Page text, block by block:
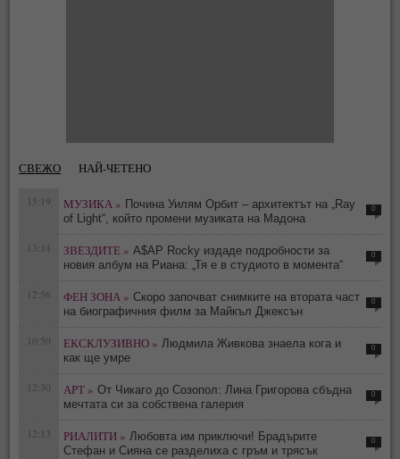
СВЕЖО НАЙ-ЧЕТЕНО
15:19 МУЗИКА » Почина Уилям Орбит – архитектът на „Ray
of Light“, който промени музиката на Мадона
0
13:14 ЗВЕЗДИТЕ » A$AP Rocky издаде подробности за
новия албум на Риана: „Тя е в студиото в момента“
0
12:56 ФЕН ЗОНА » Скоро започват снимките на втората част
на биографичния филм за Майкъл Джексън
0
10:50 ЕКСКЛУЗИВНО » Людмила Живкова знаела кога и
как ще умре
0
12:30 АРТ » От Чикаго до Созопол: Лина Григорова сбъдна
мечтата си за собствена галерия
0
12:13 РИАЛИТИ » Любовта им приключи! Брадърите
Стефан и Сияна се разделиха с гръм и трясък
0